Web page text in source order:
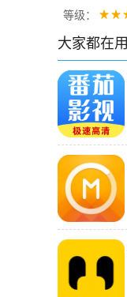
等级：
大家都在用